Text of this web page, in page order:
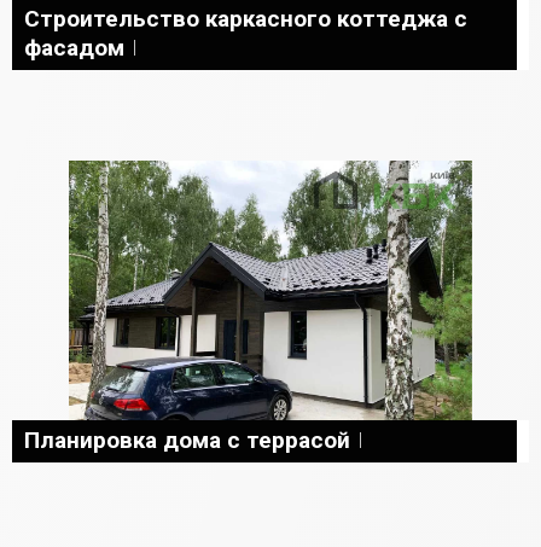
Строительство каркасного коттеджа с
фасадом
Планировка дома с террасой